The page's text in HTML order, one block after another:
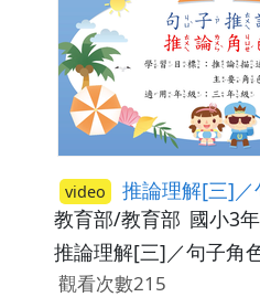
video 推論理解[三]
教育部/教育部 國小3
推論理解[三]／句子角
觀看次數215